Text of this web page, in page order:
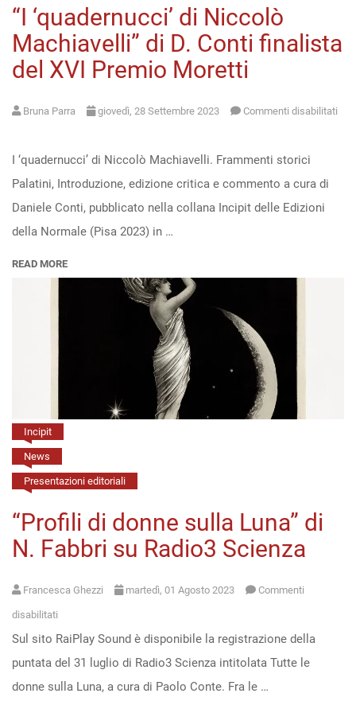
Open
access
“I ‘quadernucci’ di Niccolò
Machiavelli” di D. Conti finalista
del XVI Premio Moretti
Bruna Parra giovedì, 28 Settembre 2023
Commenti disabilitati
“I
‘quadernucci’
di
Niccolò
Premio
Moretti
I ‘quadernucci’ di Niccolò Machiavelli. Frammenti storici
Palatini, Introduzione, edizione critica e commento a cura di
Daniele Conti, pubblicato nella collana Incipit delle Edizioni
della Normale (Pisa 2023) in …
READ MORE
Incipit
News
Presentazioni editoriali
“Profili di donne sulla Luna” di
N. Fabbri su Radio3 Scienza
Francesca Ghezzi martedì, 01 Agosto 2023 Commenti
disabilitati
“Profili
di
donne
Sul sito RaiPlay Sound è disponibile la registrazione della
puntata del 31 luglio di Radio3 Scienza intitolata Tutte le
donne sulla Luna, a cura di Paolo Conte. Fra le …